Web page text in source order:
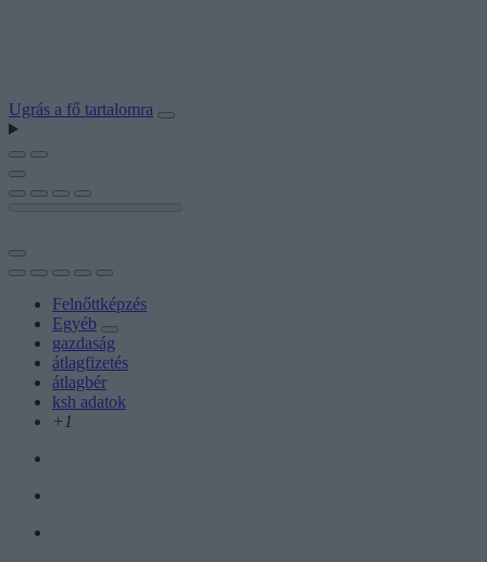
Ugrás a fő tartalomra
Felnőttképzés
Egyéb
gazdaság
átlagfizetés
átlagbér
ksh adatok
+1